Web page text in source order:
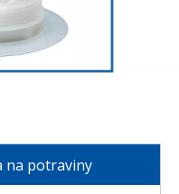
na potraviny